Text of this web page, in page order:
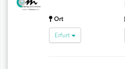
Ort
Erfurt